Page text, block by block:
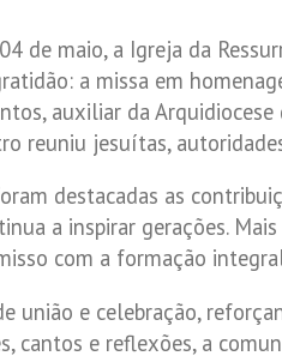
de maio, a Igreja da
a missa em
auxiliar da
reuniu jesuítas,
destacadas as
a inspirar gerações.
com a formação
união e celebração,
cantos e reflexões, a